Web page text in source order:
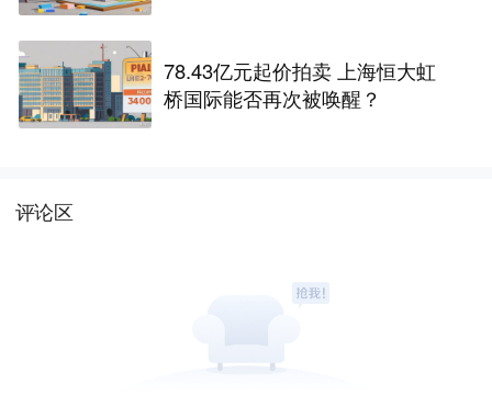
78.43亿元起价拍卖 上海恒大虹
桥国际能否再次被唤醒？
评论区